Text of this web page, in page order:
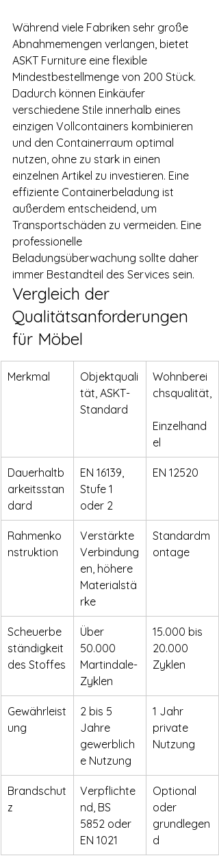
Während viele Fabriken sehr große
Abnahmemengen verlangen, bietet
ASKT Furniture eine flexible
Mindestbestellmenge von 200 Stück.
Dadurch können Einkäufer
verschiedene Stile innerhalb eines
einzigen Vollcontainers kombinieren
und den Containerraum optimal
nutzen, ohne zu stark in einen
einzelnen Artikel zu investieren. Eine
effiziente Containerbeladung ist
außerdem entscheidend, um
Transportschäden zu vermeiden. Eine
professionelle
Beladungsüberwachung sollte daher
immer Bestandteil des Services sein.
Vergleich der
Qualitätsanforderungen
für Möbel
Merkmal
Objektquali
tät, ASKT-
Standard
Wohnberei
chsqualität,
Einzelhand
el
Dauerhaltb
arkeitsstan
dard
EN 16139,
Stufe 1
oder 2
EN 12520
Rahmenko
nstruktion
Verstärkte
Verbindung
en, höhere
Materialstä
rke
Standardm
ontage
Scheuerbe
ständigkeit
des Stoffes
Über
50.000
Martindale-
Zyklen
15.000 bis
20.000
Zyklen
Gewährleist
ung
2 bis 5
Jahre
gewerblich
e Nutzung
1 Jahr
private
Nutzung
Brandschut
z
Verpflichte
nd, BS
5852 oder
EN 1021
Optional
oder
grundlegen
d